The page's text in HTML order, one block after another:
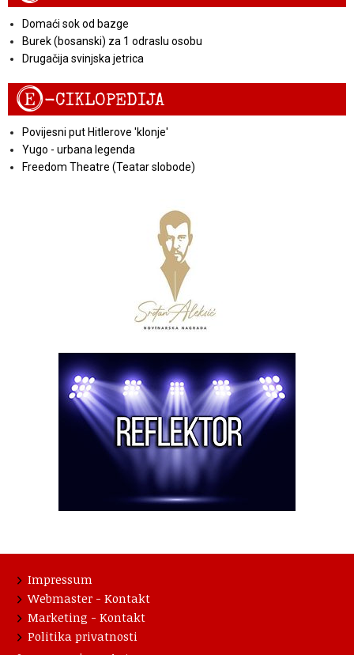
Domaći sok od bazge
Burek (bosanski) za 1 odraslu osobu
Drugačija svinjska jetrica
E-CIKLOPEDIJA
Povijesni put Hitlerove 'klonje'
Yugo - urbana legenda
Freedom Theatre (Teatar slobode)
Impressum
Webmaster - Kontakt
Marketing - Kontakt
Politika privatnosti